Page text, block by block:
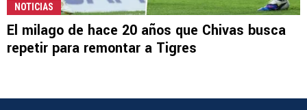
NOTICIAS
El milago de hace 20 años que Chivas busca
repetir para remontar a Tigres